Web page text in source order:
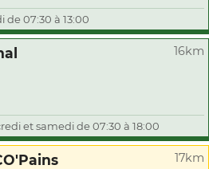
de 07:30 à 13:00
16km
et samedi de 07:30 à 18:00
17km